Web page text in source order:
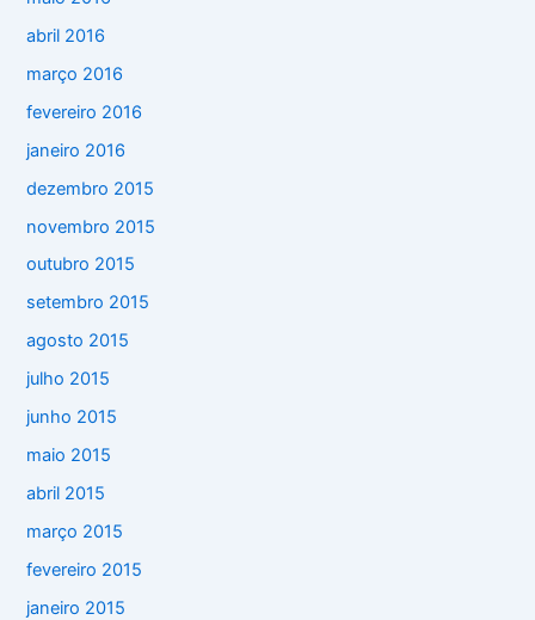
abril 2016
março 2016
fevereiro 2016
janeiro 2016
dezembro 2015
novembro 2015
outubro 2015
setembro 2015
agosto 2015
julho 2015
junho 2015
maio 2015
abril 2015
março 2015
fevereiro 2015
janeiro 2015